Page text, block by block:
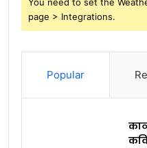
page > Integrations.
Popular